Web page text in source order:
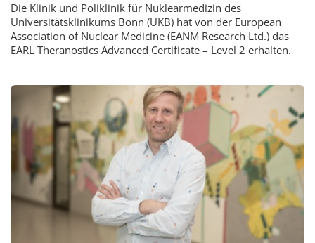
Die Klinik und Poliklinik für Nuklearmedizin des
Universitätsklinikums Bonn (UKB) hat von der European
Association of Nuclear Medicine (EANM Research Ltd.) das
EARL Theranostics Advanced Certificate – Level 2 erhalten.